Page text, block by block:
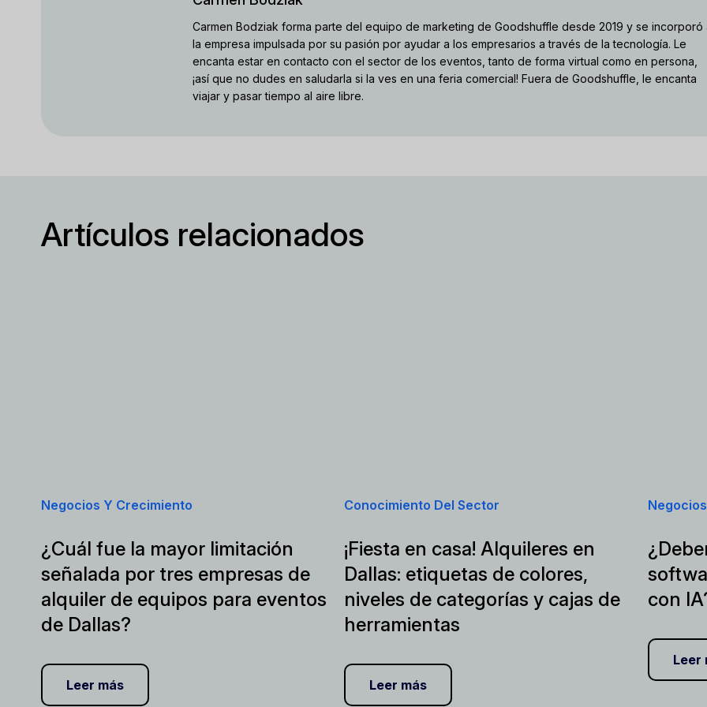
Carmen Bodziak forma parte del equipo de marketing de Goodshuffle desde 2019 y se incorporó
la empresa impulsada por su pasión por ayudar a los empresarios a través de la tecnología. Le
encanta estar en contacto con el sector de los eventos, tanto de forma virtual como en persona,
¡así que no dudes en saludarla si la ves en una feria comercial! Fuera de Goodshuffle, le encanta
viajar y pasar tiempo al aire libre.
Artículos relacionados
Negocios Y Crecimiento
¿Cuál fue la mayor limitación
señalada por tres empresas de
alquiler de equipos para eventos
de Dallas?
Leer más
Conocimiento Del Sector
¡Fiesta en casa! Alquileres en
Dallas: etiquetas de colores,
niveles de categorías y cajas de
herramientas
Leer más
con
Leer